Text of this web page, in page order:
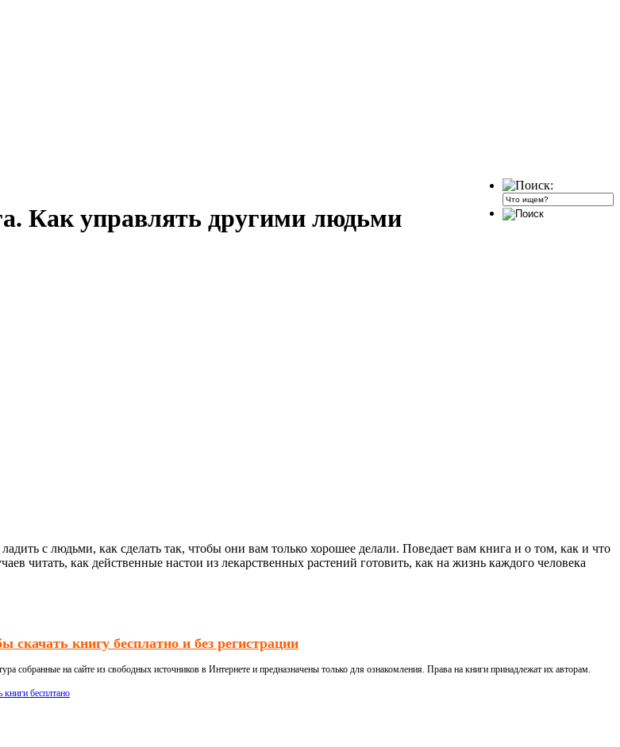
Как управлять другими людьми
с людьми, как сделать так, чтобы они вам только хорошее делали. Поведает вам книга и о том, как и что
читать, как действенные настои из лекарственных растений готовить, как на жизнь каждого человека
скачать книгу бесплатно и без регистрации
собранные на сайте из свободных источников в Интернете и предназначены только для ознакомления. Права на книги принадлежат их авторам.
книги бесплтано